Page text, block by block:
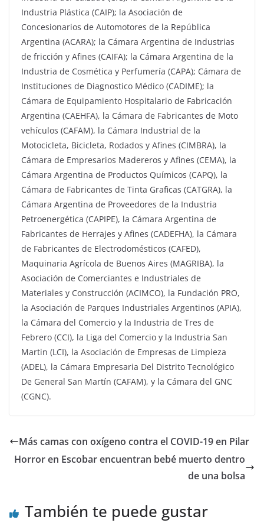
Industria Plástica (CAIP); la Asociación de
Concesionarios de Automotores de la República
Argentina (ACARA); la Cámara Argentina de Industrias
de fricción y Afines (CAIFA); la Cámara Argentina de la
Industria de Cosmética y Perfumería (CAPA); Cámara de
Instituciones de Diagnostico Médico (CADIME); la
Cámara de Equipamiento Hospitalario de Fabricación
Argentina (CAEHFA), la Cámara de Fabricantes de Moto
vehículos (CAFAM), la Cámara Industrial de la
Motocicleta, Bicicleta, Rodados y Afines (CIMBRA), la
Cámara de Empresarios Madereros y Afines (CEMA), la
Cámara Argentina de Productos Químicos (CAPQ), la
Cámara de Fabricantes de Tinta Graficas (CATGRA), la
Cámara Argentina de Proveedores de la Industria
Petroenergética (CAPIPE), la Cámara Argentina de
Fabricantes de Herrajes y Afines (CADEFHA), la Cámara
de Fabricantes de Electrodomésticos (CAFED),
Maquinaria Agrícola de Buenos Aires (MAGRIBA), la
Asociación de Comerciantes e Industriales de
Materiales y Construcción (ACIMCO), la Fundación PRO,
la Asociación de Parques Industriales Argentinos (APIA),
la Cámara del Comercio y la Industria de Tres de
Febrero (CCI), la Liga del Comercio y la Industria San
Martin (LCI), la Asociación de Empresas de Limpieza
(ADEL), la Cámara Empresaria Del Distrito Tecnológico
De General San Martín (CAFAM), y la Cámara del GNC
(CGNC).
Más camas con oxígeno contra el COVID-19 en Pilar
Horror en Escobar encuentran bebé muerto dentro
de una bolsa
También te puede gustar